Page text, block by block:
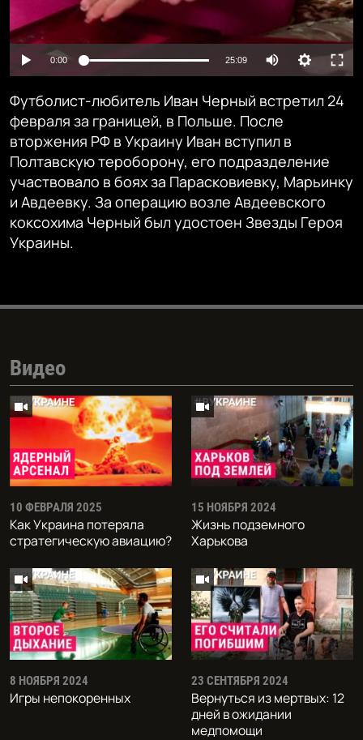
240p
720p
0:00 25:09
360p
480p
720p
Футболист-любитель Иван Черный встретил 24
февраля за границей, в Польше. После
вторжения РФ в Украину Иван вступил в
Полтавскую тероборону, его подразделение
участвовало в боях за Парасковиевку, Марьинку
и Авдеевку. За операцию возле Авдеевского
коксохима Черный был удостоен Звезды Героя
Украины.
Видео
10 ФЕВРАЛЯ 2025
Как Украина потеряла
стратегическую авиацию?
15 НОЯБРЯ 2024
Жизнь подземного
Харькова
8 НОЯБРЯ 2024
Игры непокоренных
23 СЕНТЯБРЯ 2024
Вернуться из мертвых: 12
дней в ожидании
медпомощи